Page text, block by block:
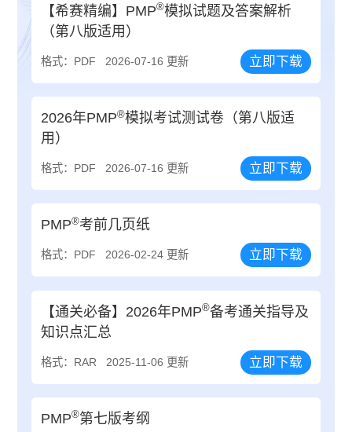
【希赛精编】PMP®模拟试题及答案解析
（第八版适用）
格式：PDF 2026-07-16 更新 立即下载
2026年PMP®模拟考试测试卷（第八版适
用）
格式：PDF 2026-07-16 更新 立即下载
PMP®考前几页纸
格式：PDF 2026-02-24 更新 立即下载
【通关必备】2026年PMP®备考通关指导及
知识点汇总
格式：RAR 2025-11-06 更新 立即下载
PMP®第七版考纲